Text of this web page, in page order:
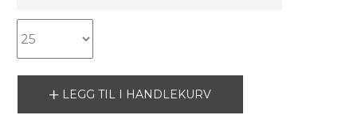
LEGG TIL I HANDLEKURV